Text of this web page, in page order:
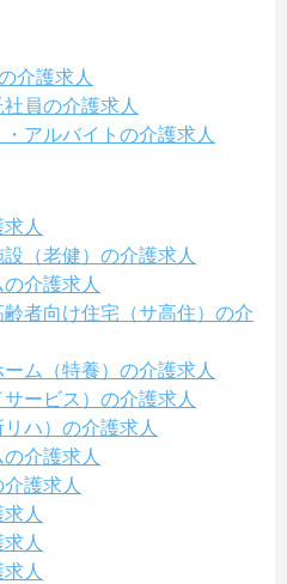
介護求人
員の介護求人
アルバイトの介護求人
人
（老健）の介護求人
介護求人
者向け住宅（サ高住）の介
ム（特養）の介護求人
ービス）の介護求人
ハ）の介護求人
介護求人
護求人
人
人
人